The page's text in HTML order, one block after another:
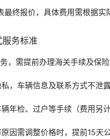
终报价，具体费用需根据实
服务标准
，需提前办理海关手续及保险
，车辆信息及联系方式不泄露
年检、过户等手续（费用另计
因需调整价格时，提前15天